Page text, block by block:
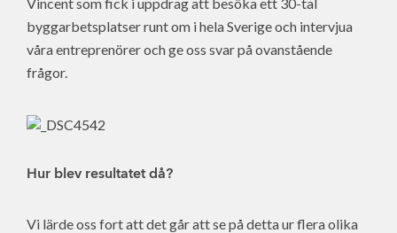
byggarbetsplatser runt om i hela Sverige och intervjua
våra entreprenörer och ge oss svar på ovanstående
frågor.
Hur blev resultatet då?
Vi lärde oss fort att det går att se på detta ur flera olika